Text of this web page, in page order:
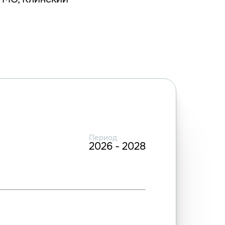
Период
2026 - 2028